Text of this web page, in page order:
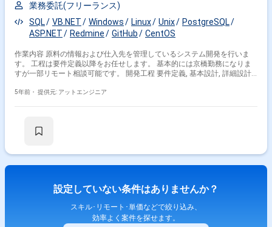
業務委託(フリーランス)
SQL
VB.NET Windows Linux Unix
PostgreSQL
ASP.NET
Redmine GitHub CentOS
作業内容 原料の情報および仕入先を管理しているシステム開発を行いま
す。 工程は要件定義以降をお任せします。 基本的には京橋勤務になりま
すが一部リモート相談可能です。 開発工程 要件定義, 基本設計, 詳細設計,
5年前・ 提供元: アットエンジニア
設定していない条件はありませんか？
スキル･リモート･単価などで絞り込み、
効率よく案件を探せます。